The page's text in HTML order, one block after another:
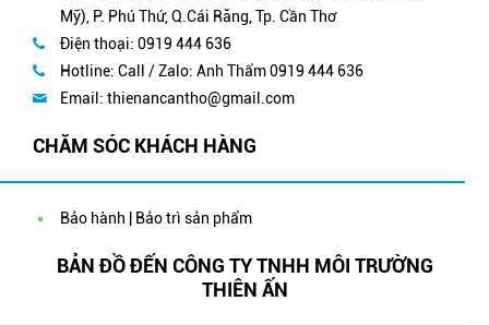
Mỹ), P. Phú Thứ, Q.Cái Răng, Tp. Cần Thơ
Điện thoại: 0919 444 636
Hotline: Call / Zalo: Anh Thẩm 0919 444 636
Email: thienancantho@gmail.com
CHĂM SÓC KHÁCH HÀNG
Bảo hành | Bảo trì sản phẩm
BẢN ĐỒ ĐẾN CÔNG TY TNHH MÔI TRƯỜNG
THIÊN ẤN